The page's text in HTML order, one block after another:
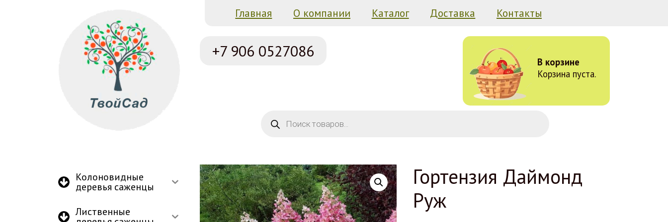
Главная О компании Каталог Доставка Контакты
+7 906 0527086
В корзине
Корзина пуста.
Колоновидные
деревья саженцы
Лиственные
Гортензия Даймонд
Руж